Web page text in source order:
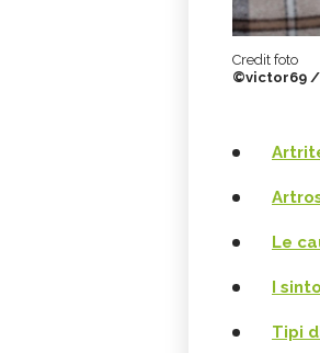
Credit foto
©victor69 /
Le
I
Tipi